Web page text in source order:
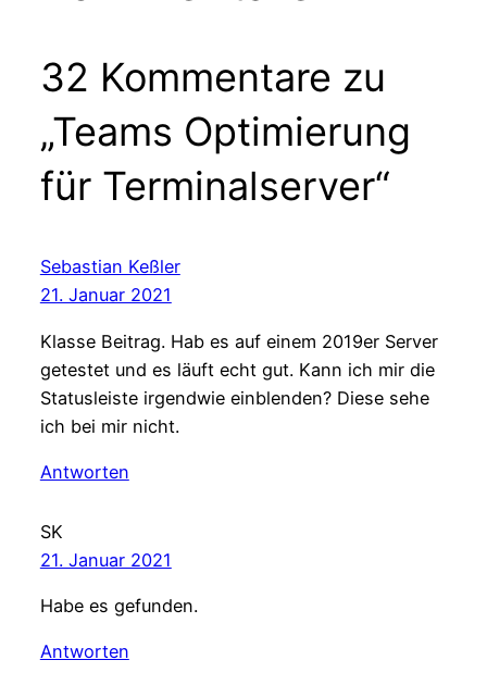
32 Kommentare zu
„Teams Optimierung
für Terminalserver“
Sebastian Keßler
21. Januar 2021
Klasse Beitrag. Hab es auf einem 2019er Server
getestet und es läuft echt gut. Kann ich mir die
Statusleiste irgendwie einblenden? Diese sehe
ich bei mir nicht.
Antworten
SK
21. Januar 2021
Habe es gefunden.
Antworten